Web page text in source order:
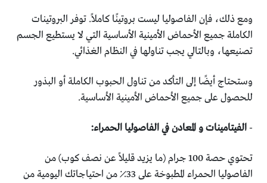
ومع ذلك، فإن الفاصوليا ليست بروتينًا كاملاً. توفر البروتينات
‏الكاملة جميع الأحماض الأمينية الأساسية التي لا يستطيع الجسم
‏تصنيعها، وبالتالي يجب تناولها في النظام الغذائي. ‏
وستحتاج أيضًا إلى التأكد من تناول الحبوب الكاملة أو البذور
‏للحصول على جميع الأحماض الأمينية الأساسية‎.‎
‏- الفيتامينات و المعادن في الفاصوليا الحمراء:‏
تحتوي حصة 100 جرام (ما يزيد قليلاً عن نصف كوب) من
‏الفاصوليا الحمراء المطبوخة على 33٪ من احتياجاتك اليومية من